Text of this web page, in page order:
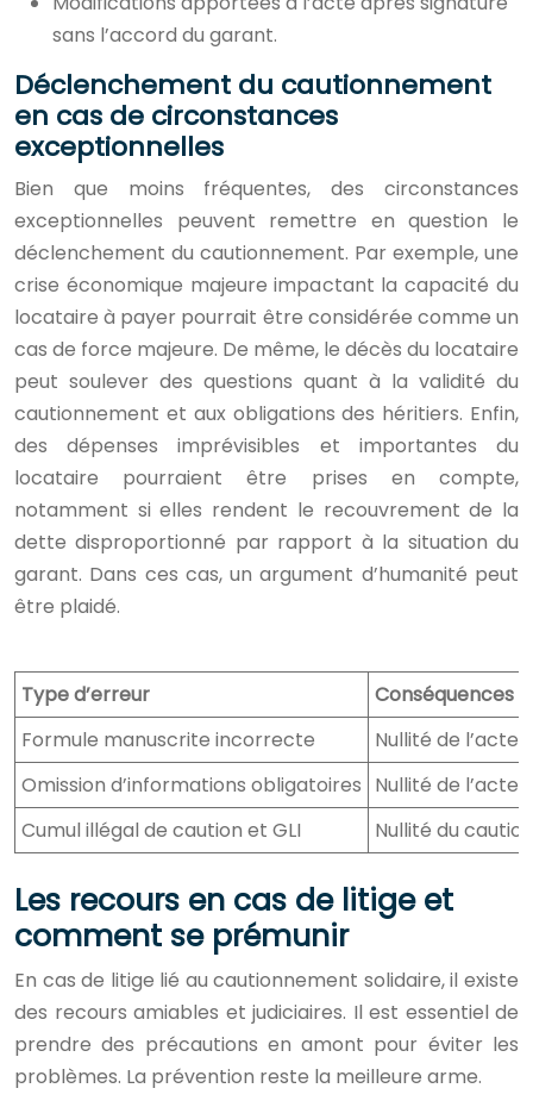
sans l’accord du garant.
Déclenchement du cautionnement
en cas de circonstances
exceptionnelles
Bien que moins fréquentes, des circonstances
exceptionnelles peuvent remettre en question le
déclenchement du cautionnement. Par exemple, une
crise économique majeure impactant la capacité du
locataire à payer pourrait être considérée comme un
cas de force majeure. De même, le décès du locataire
peut soulever des questions quant à la validité du
cautionnement et aux obligations des héritiers. Enfin,
des dépenses imprévisibles et importantes du
locataire pourraient être prises en compte,
notamment si elles rendent le recouvrement de la
dette disproportionné par rapport à la situation du
garant. Dans ces cas, un argument d’humanité peut
être plaidé.
Type d’erreur
Conséquences
Formule manuscrite incorrecte
Nullité de l’acte
Omission d’informations obligatoires Nullité de l’acte
Cumul illégal de caution et GLI
Nullité du
Les recours en cas de litige et
comment se prémunir
En cas de litige lié au cautionnement solidaire, il existe
des recours amiables et judiciaires. Il est essentiel de
prendre des précautions en amont pour éviter les
problèmes. La prévention reste la meilleure arme.